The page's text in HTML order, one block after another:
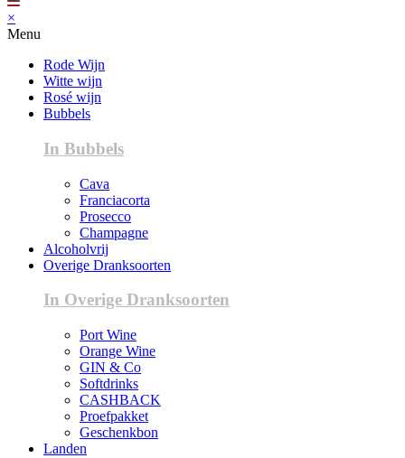
×
Menu
Rode Wijn
Witte wijn
Rosé wijn
Bubbels
In Bubbels
Cava
Franciacorta
Prosecco
Champagne
Alcoholvrij
Overige Dranksoorten
In Overige Dranksoorten
Port Wine
Orange Wine
GIN & Co
Softdrinks
CASHBACK
Proefpakket
Geschenkbon
Landen